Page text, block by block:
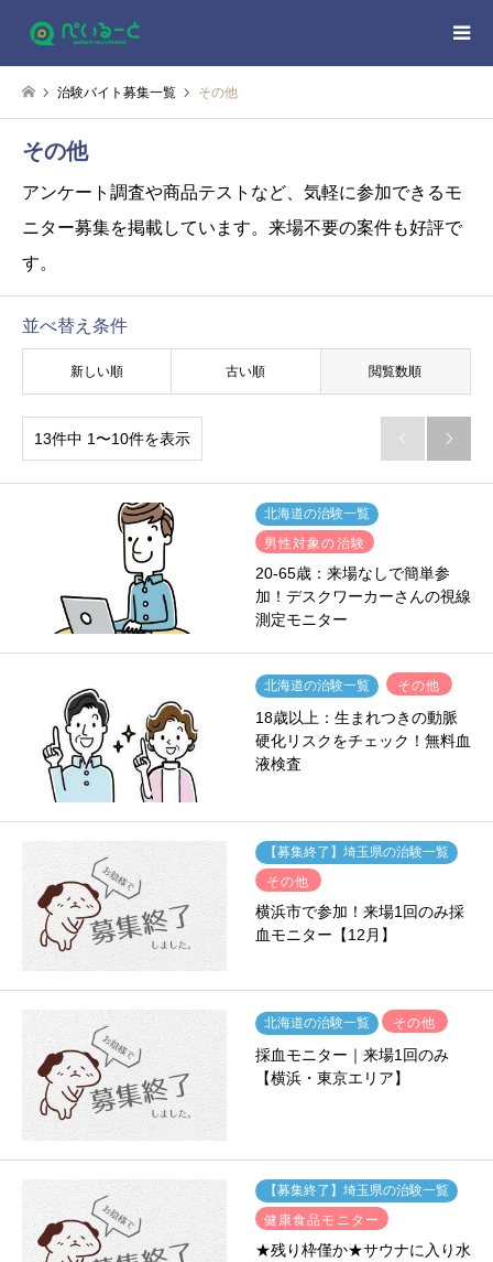
治験バイト募集一覧 その他
その他
アンケート調査や商品テストなど、気軽に参加できるモ
ニター募集を掲載しています。来場不要の案件も好評で
す。
並べ替え条件
新しい順 古い順 閲覧数順
13件中 1〜10件を表示  
北海道の治験一覧
男性対象の治験
20-65歳：来場なしで簡単参
加！デスクワーカーさんの視線
測定モニター
北海道の治験一覧 その他
18歳以上：生まれつきの動脈
硬化リスクをチェック！無料血
液検査
【募集終了】埼玉県の治験一覧
その他
横浜市で参加！来場1回のみ採
血モニター【12月】
北海道の治験一覧 その他
採血モニター｜来場1回のみ
【横浜・東京エリア】
【募集終了】埼玉県の治験一覧
健康食品モニター
★残り枠僅か★サウナに入り水